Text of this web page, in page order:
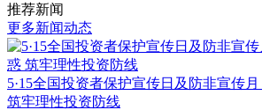
推荐新闻
更多新闻动态
5·15全国投资者保护宣传日及防非宣传
筑牢理性投资防线